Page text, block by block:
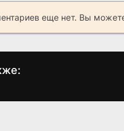
еще нет. Вы
Знакомство с